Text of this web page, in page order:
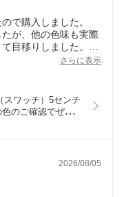
で購入しました。
が、他の色味も実際
目移りしました。
近いライトグレー寄り
さらに表示
スワッチ）5センチ
のご確認でぜひ
2026/08/05